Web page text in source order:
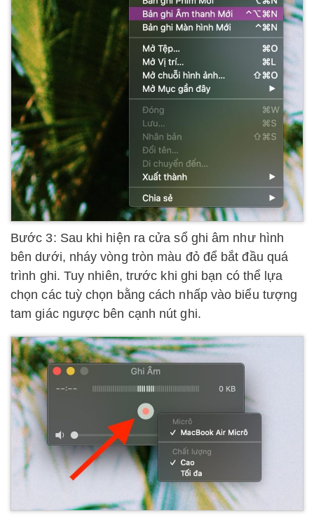
Bước 3: Sau khi hiện ra cửa sổ ghi âm như hình
bên dưới, nháy vòng tròn màu đỏ để bắt đầu quá
trình ghi. Tuy nhiên, trước khi ghi bạn có thể lựa
chọn các tuỳ chọn bằng cách nhấp vào biểu tượng
tam giác ngược bên cạnh nút ghi.